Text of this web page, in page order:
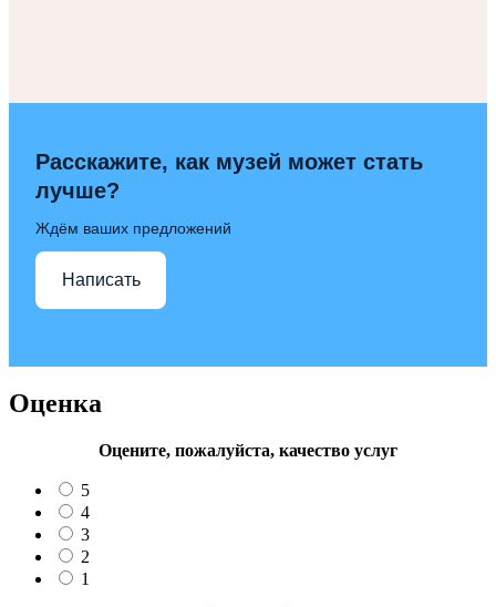
Расскажите, как музей может стать
лучше?
Ждём ваших предложений
Написать
Оценка
Оцените, пожалуйста, качество услуг
5
4
3
2
1